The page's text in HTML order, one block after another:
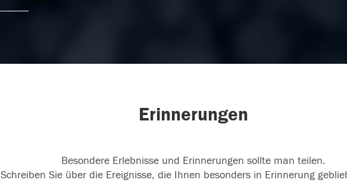
Erinnerungen
Besondere Erlebnisse und Erinnerungen sollte man teilen.
Schreiben Sie über die Ereignisse, die Ihnen besonders in Erinnerung